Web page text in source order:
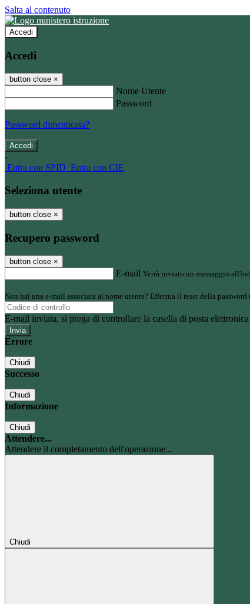
Salta al contenuto
Accedi
Accedi
button close ×
Nome Utente
Password
Password dimenticata?
-
Entra con SPID Entra con CIE
Seleziona utente
button close ×
Recupero password
button close ×
E-mail Verrà inviato un messaggio
Non hai una e-mail associata al nome utente? Effettua il reset della password
E-mail inviata, si prega di controllare la casella di posta
Errore
Chiudi
Successo
Chiudi
Informazione
Chiudi
Attendere...
Attendere il completamento dell'operazione...
Chiudi